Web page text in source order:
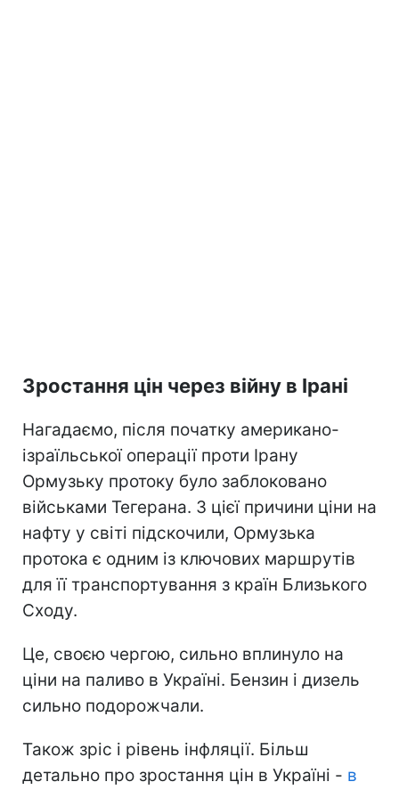
Зростання цін через війну в Ірані
Нагадаємо, після початку американо-
ізраїльської операції проти Ірану
Ормузьку протоку було заблоковано
військами Тегерана. З цієї причини ціни на
нафту у світі підскочили, Ормузька
протока є одним із ключових маршрутів
для її транспортування з країн Близького
Сходу.
Це, своєю чергою, сильно вплинуло на
ціни на паливо в Україні. Бензин і дизель
сильно подорожчали.
Також зріс і рівень інфляції. Більш
детально про зростання цін в Україні - в